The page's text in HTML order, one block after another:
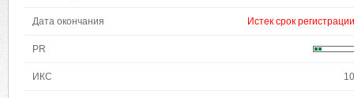
Дата окончания Истек срок регистрации
PR
ИКС 10